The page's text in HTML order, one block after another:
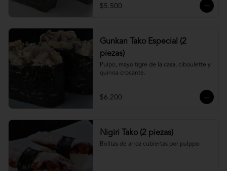
$5.500
Gunkan Tako Especial (2
piezas)
Pulpo, mayo tigre de la casa, ciboulette y
quinoa crocante.
$6.200
Nigiri Tako (2 piezas)
Bolitas de arroz cubiertas por pulppo.